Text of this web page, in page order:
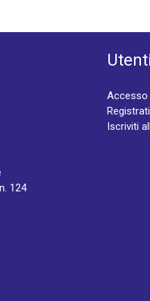
124
Accesso
Iscriviti